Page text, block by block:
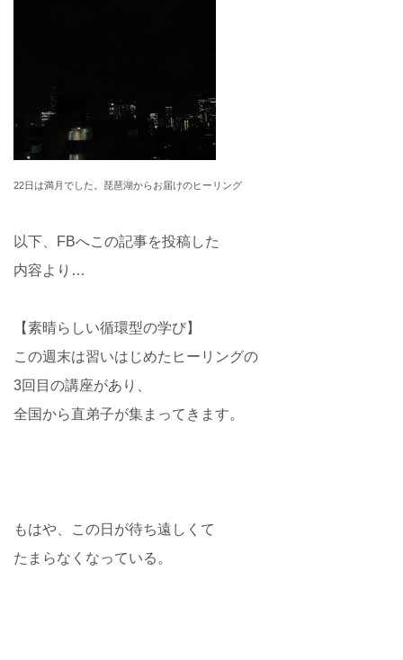
22日は満月でした。琵琶湖からお届けのヒーリング
以下、FBへこの記事を投稿した
内容より…
【素晴らしい循環型の学び】
この週末は習いはじめたヒーリングの
3回目の講座があり、
全国から直弟子が集まってきます。
もはや、この日が待ち遠しくて
たまらなくなっている。